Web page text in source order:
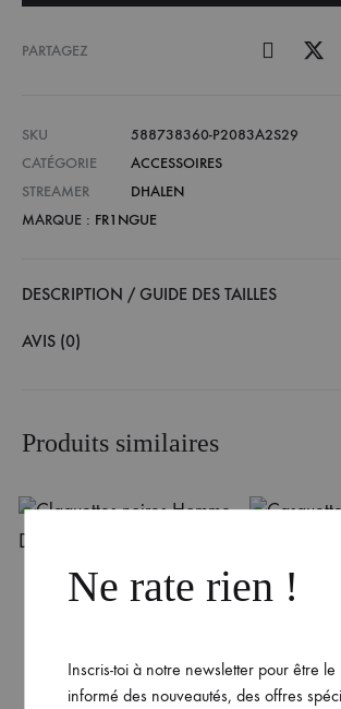
PARTAGEZ
SKU
588738360-P2083A2S29
CATÉGORIE
ACCESSOIRES
STREAMER
DHALEN
MARQUE : FR1NGUE
DESCRIPTION / GUIDE DES TAILLES
AVIS (0)
Produits similaires
Casquette vintage
décontractée Dhalen
Ne rate rien !
Inscris-toi à notre newsletter pour être
informé des nouveautés, des offres